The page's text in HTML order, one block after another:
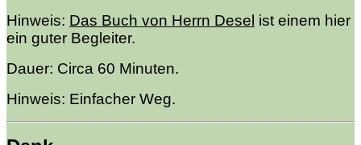
Hinweis: Das Buch von Herrn Desel ist einem hier
ein guter Begleiter.
Dauer: Circa 60 Minuten.
Hinweis: Einfacher Weg.